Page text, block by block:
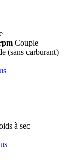
Couple
(sans carburant)
à sec